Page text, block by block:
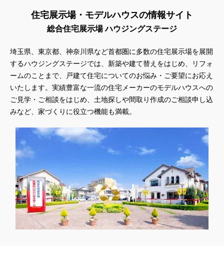
住宅展示場・モデルハウスの情報サイト
総合住宅展示場 ハウジングステージ
埼玉県、東京都、神奈川県など首都圏に多数の住宅展示場を展開
するハウジングステージでは、新築や建て替えをはじめ、リフォ
ームのことまで、戸建て住宅についてのお悩み・ご要望にお応え
いたします。実績豊富な一流の住宅メーカーのモデルハウスへの
ご見学・ご相談をはじめ、土地探しや間取り作成のご相談申し込
みなど、家づくりに役立つ機能も満載。